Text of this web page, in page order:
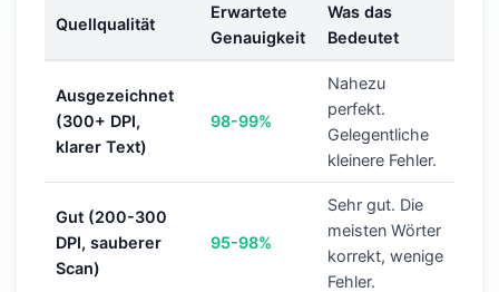
Quellqualität
Erwartete
Genauigkeit
Was das
Bedeutet
Ausgezeichnet
(300+ DPI,
klarer Text)
98-99%
Nahezu
perfekt.
Gelegentliche
kleinere Fehler.
Gut (200-300
DPI, sauberer
Scan)
95-98%
Sehr gut. Die
meisten Wörter
korrekt, wenige
Fehler.